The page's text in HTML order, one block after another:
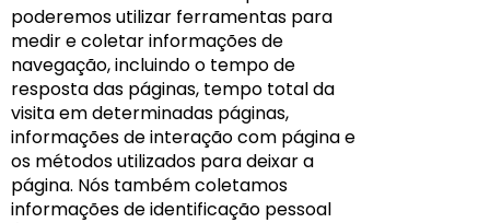
poderemos utilizar ferramentas para
medir e coletar informações de
navegação, incluindo o tempo de
resposta das páginas, tempo total da
visita em determinadas páginas,
informações de interação com página e
os métodos utilizados para deixar a
página. Nós também coletamos
informações de identificação pessoal